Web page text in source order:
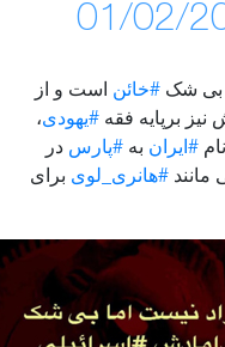
بی شک #خائناست و از
برپایه فقه #یهودی،
#ایرانبه #پارس در
مانند #هانری_لویبرای